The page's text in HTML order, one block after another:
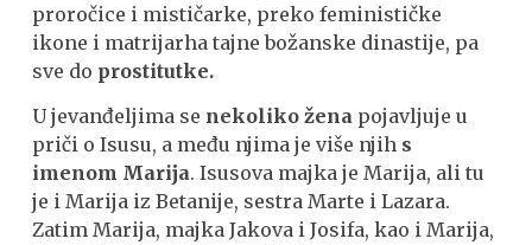
proročice i mističarke, preko feminističke
ikone i matrijarha tajne božanske dinastije, pa
sve do prostitutke.
U jevanđeljima se nekoliko žena pojavljuje u
priči o Isusu, a među njima je više njih s
imenom Marija. Isusova majka je Marija, ali tu
je i Marija iz Betanije, sestra Marte i Lazara.
Zatim Marija, majka Jakova i Josifa, kao i Marija,